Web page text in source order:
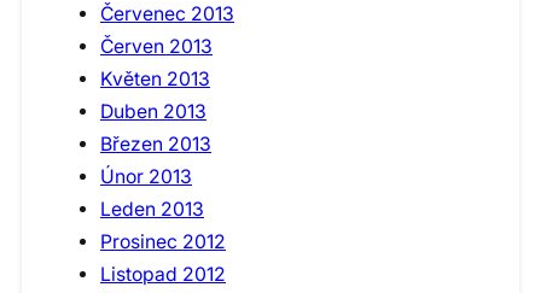
Červenec 2013
Červen 2013
Květen 2013
Duben 2013
Březen 2013
Únor 2013
Leden 2013
Prosinec 2012
Listopad 2012